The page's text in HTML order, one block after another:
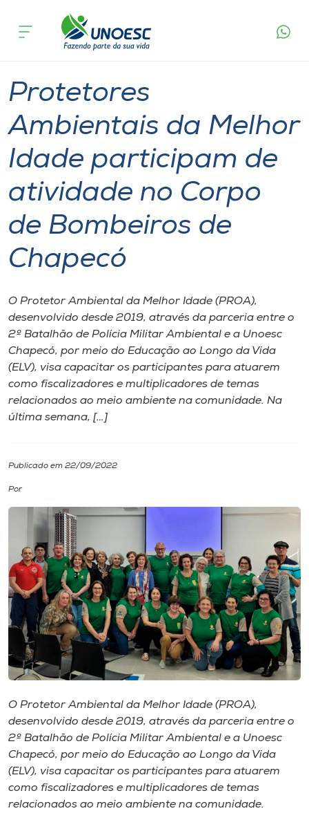
Cursos
Pesquisa
Atendimento ao Estudante
Portal de Ensino
Unoesc
Internacionalização
I.nova
Diplomados
Cultura
CPA
Biblioteca
Editora
Rádio
Museu
Unoesc
Selecione
o idioma
acontece
de Chapecó
Protetores
Ambientais da Melhor
Idade participam de
atividade no Corpo
de Bombeiros de
Chapecó
O Protetor Ambiental da Melhor Idade (PROA),
desenvolvido desde 2019, através da parceria entre o
2º Batalhão de Polícia Militar Ambiental e a Unoesc
Chapecó, por meio do Educação ao Longo da Vida
(ELV), visa capacitar os participantes para atuarem
como fiscalizadores e multiplicadores de temas
relacionados ao meio ambiente na comunidade. Na
última semana, […]
Publicado em 22/09/2022
Por
O Protetor Ambiental da Melhor Idade (PROA),
desenvolvido desde 2019, através da parceria entre o
2º Batalhão de Polícia Militar Ambiental e a Unoesc
Chapecó, por meio do Educação ao Longo da Vida
(ELV), visa capacitar os participantes para atuarem
como fiscalizadores e multiplicadores de temas
relacionados ao meio ambiente na comunidade.